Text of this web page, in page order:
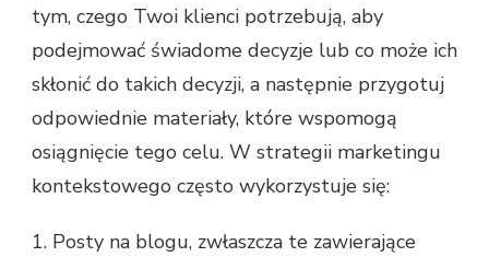
tym, czego Twoi klienci potrzebują, aby
podejmować świadome decyzje lub co może ich
skłonić do takich decyzji, a następnie przygotuj
odpowiednie materiały, które wspomogą
osiągnięcie tego celu. W strategii marketingu
kontekstowego często wykorzystuje się:
1. Posty na blogu, zwłaszcza te zawierające